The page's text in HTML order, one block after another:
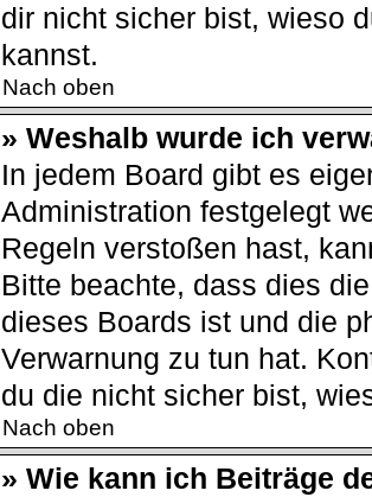
dir nicht sicher bist, wieso
kannst.
Nach oben
» Weshalb wurde ich
In jedem Board gibt es
Administration festgelegt
Regeln verstoßen hast,
Bitte beachte, dass dies
dieses Boards ist und die
Verwarnung zu tun hat.
du die nicht sicher bist,
Nach oben
» Wie kann ich Beiträge